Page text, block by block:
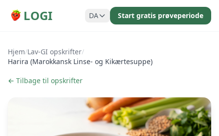
LOGI DA Start gratis prøveperiode
Hjem/Lav-GI opskrifter/
Harira (Marokkansk Linse- og Kikærtesuppe)
← Tilbage til opskrifter